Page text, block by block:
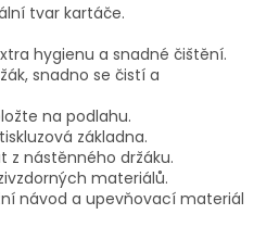
tvar kartáče.
hygienu a snadné čištění.
snadno se čistí a
na podlahu.
základna.
z nástěnného držáku.
materiálů.
návod a upevňovací materiál